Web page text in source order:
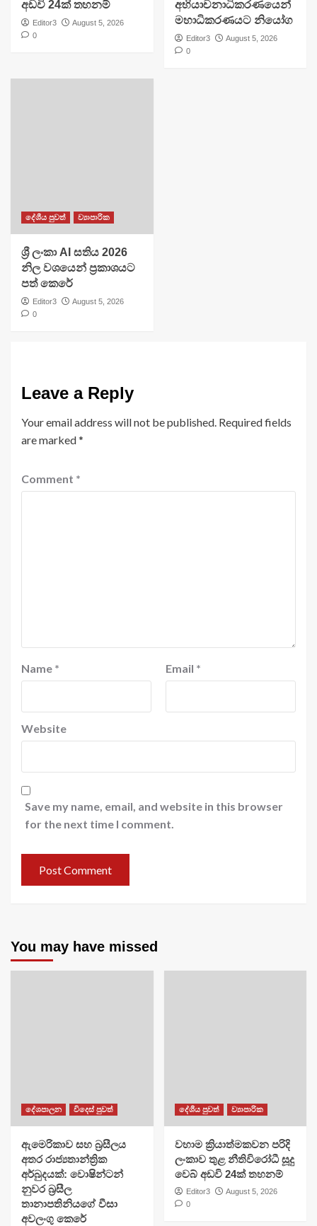
අඩවි 24ක් තහනම්
Editor3
August 5, 2026
0
අභියාචනාධිකරණයෙන්
මහාධිකරණයට නියෝග
Editor3
August 5, 2026
0
දේශීය පුවත් ව්‍යාපාරික
ශ්‍රී ලංකා AI සතිය 2026
නිල වශයෙන් ප්‍රකාශයට
පත් කෙරේ
Editor3
August 5, 2026
0
Leave a Reply
Your email address will not be published. Required fields
are marked*
Comment *
Name * Email *
Website
Save my name, email, and website in this browser
for the next time I comment.
You may have missed
දේශපාලන විදෙස් පුවත්
ඇමෙරිකාව සහ බ්‍රසීලය
අතර රාජ්‍යතාන්ත්‍රික
අර්බුදයක්: වොෂින්ටන්
නුවර බ්‍රසීල
තානාපතිනියගේ වීසා
අවලංගු කෙරේ
දේශීය පුවත් ව්‍යාපාරික
වහාම ක්‍රියාත්මකවන පරිදි
ලංකාව තුළ නීතිවිරෝධී සූදු
වෙබ් අඩවි 24ක් තහනම්
Editor3
August 5, 2026
0